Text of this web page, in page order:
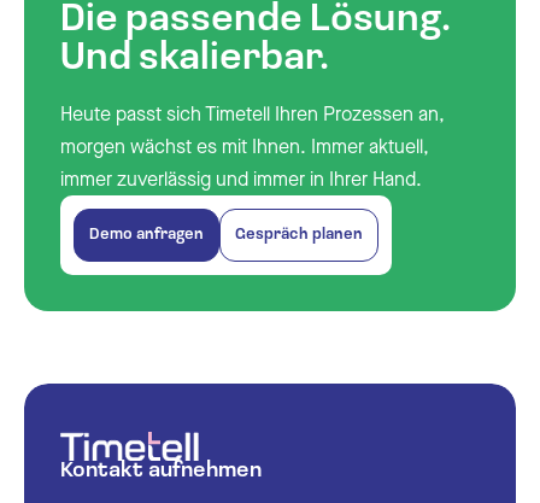
Die passende Lösung.
Und skalierbar.
Heute passt sich Timetell Ihren Prozessen an,
morgen wächst es mit Ihnen. Immer aktuell,
immer zuverlässig und immer in Ihrer Hand.
Demo anfragen Gespräch planen
Kontakt aufnehmen